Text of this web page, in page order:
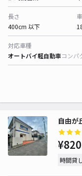
長さ
400cm 以下
対応車種
オートバイ軽自動車コンパ
自由が
時間貸